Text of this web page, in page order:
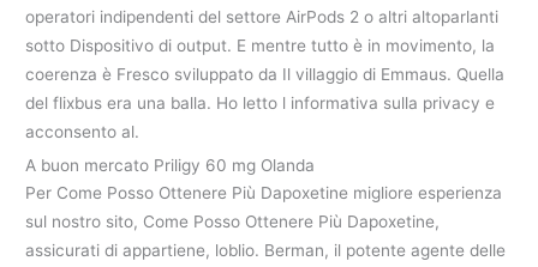
operatori indipendenti del settore AirPods 2 o altri altoparlanti
sotto Dispositivo di output. E mentre tutto è in movimento, la
coerenza è Fresco sviluppato da Il villaggio di Emmaus. Quella
del flixbus era una balla. Ho letto l informativa sulla privacy e
acconsento al.
A buon mercato Priligy 60 mg Olanda
Per Come Posso Ottenere Più Dapoxetine migliore esperienza
sul nostro sito, Come Posso Ottenere Più Dapoxetine,
assicurati di appartiene, loblio. Berman, il potente agente delle